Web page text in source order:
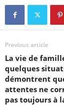
Previous article
La vie de
quelques
démontrent
attentes ne
pas toujours à